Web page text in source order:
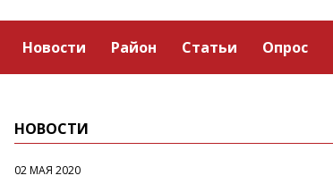
Новости Район Статьи Опрос
НОВОСТИ
02 МАЯ 2020